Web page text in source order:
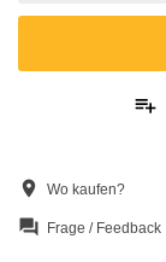
playlist_add
location_on Wo kaufen?
question_answer Frage / Feedback